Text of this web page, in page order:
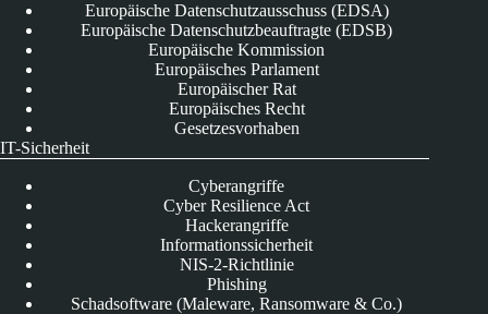
Europäische Datenschutzausschuss (EDSA)
Europäische Datenschutzbeauftragte (EDSB)
Europäische Kommission
Europäisches Parlament
Europäischer Rat
Europäisches Recht
Gesetzesvorhaben
IT-Sicherheit
Cyberangriffe
Cyber Resilience Act
Hackerangriffe
Informationssicherheit
NIS-2-Richtlinie
Phishing
Schadsoftware (Maleware, Ransomware & Co.)